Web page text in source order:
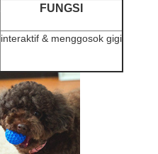
FUNGSI
interaktif & menggosok gigi